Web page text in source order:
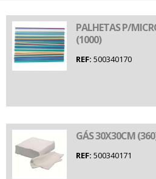
PALHETAS P/
(1000)
REF: 500340170
GÁS 30X30CM
REF: 500340171